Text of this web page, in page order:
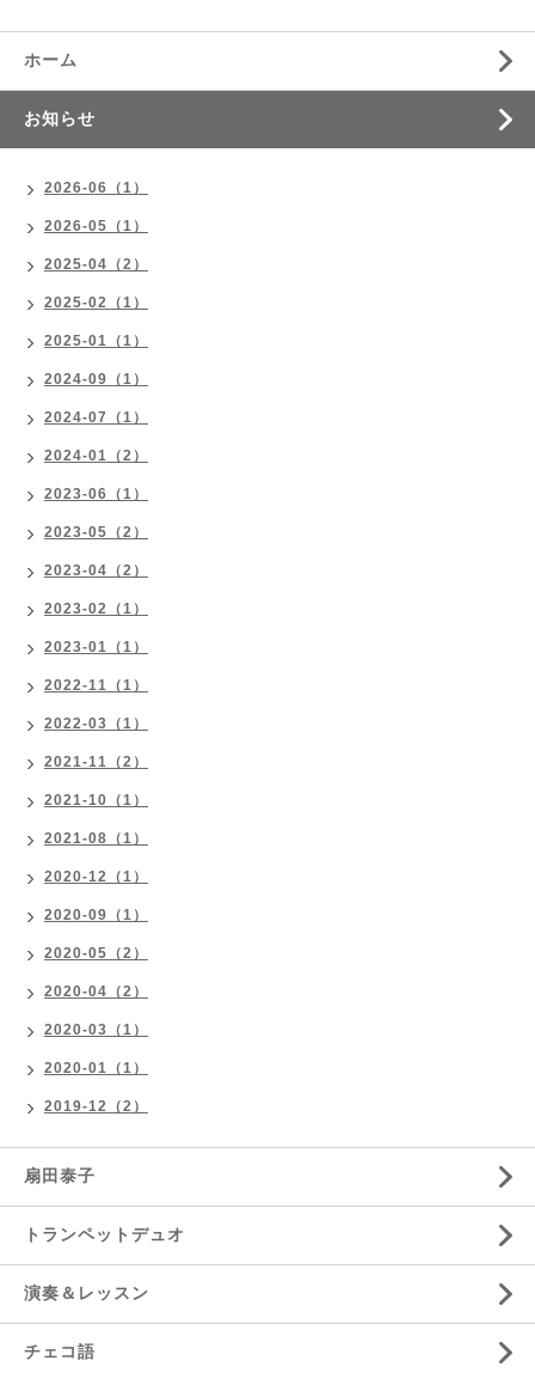
ホーム
お知らせ
2026-06（1）
2026-05（1）
2025-04（2）
2025-02（1）
2025-01（1）
2024-09（1）
2024-07（1）
2024-01（2）
2023-06（1）
2023-05（2）
2023-04（2）
2023-02（1）
2023-01（1）
2022-11（1）
2022-03（1）
2021-11（2）
2021-10（1）
2021-08（1）
2020-12（1）
2020-09（1）
2020-05（2）
2020-04（2）
2020-03（1）
2020-01（1）
2019-12（2）
扇田泰子
トランペットデュオ
演奏＆レッスン
チェコ語